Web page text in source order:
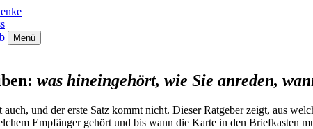
Menü
was hineingehört, wie Sie anreden,
und der erste Satz kommt nicht. Dieser Ratgeber zeigt, aus
Empfänger gehört und bis wann die Karte in den Briefkasten